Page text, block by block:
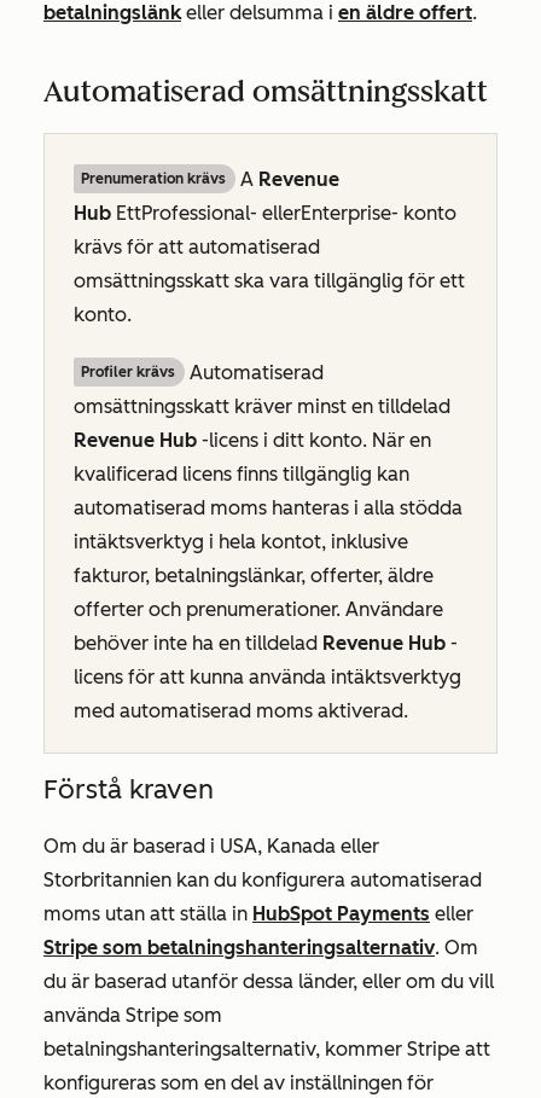
betalningslänkeller delsumma i en äldre offert.
Automatiserad omsättningsskatt
Prenumeration krävs A Revenue
Hub EttProfessional- ellerEnterprise- konto
krävs för att automatiserad
omsättningsskatt ska vara tillgänglig för ett
konto.
Profiler krävs
Automatiserad
omsättningsskatt kräver minst en tilldelad
Revenue Hub -licens i ditt konto. När en
kvalificerad licens finns tillgänglig kan
automatiserad moms hanteras i alla stödda
intäktsverktyg i hela kontot, inklusive
fakturor, betalningslänkar, offerter, äldre
offerter och prenumerationer. Användare
behöver inte ha en tilldelad Revenue Hub -
licens för att kunna använda intäktsverktyg
med automatiserad moms aktiverad.
Förstå kraven
Om du är baserad i USA, Kanada eller
Storbritannien kan du konfigurera automatiserad
moms utan att ställa in HubSpot Payments eller
Stripe som betalningshanteringsalternativ. Om
du är baserad utanför dessa länder, eller om du vill
använda Stripe som
betalningshanteringsalternativ, kommer Stripe att
konfigureras som en del av inställningen för